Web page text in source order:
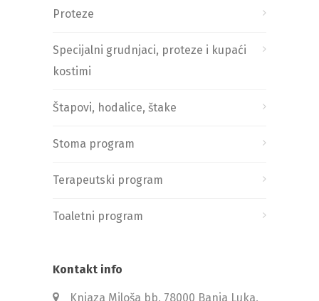
Proteze
Specijalni grudnjaci, proteze i kupaći
kostimi
Štapovi, hodalice, štake
Stoma program
Terapeutski program
Toaletni program
Kontakt info
Knjaza Miloša bb, 78000 Banja Luka,